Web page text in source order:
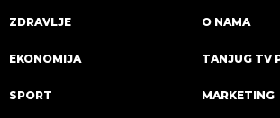
ZDRAVLJE
EKONOMIJA
SPORT
O NAMA
TANJUG TV
MARKETING